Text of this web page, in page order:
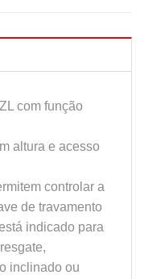
com função
altura e acesso
controlar a
de travamento
indicado para
inclinado ou